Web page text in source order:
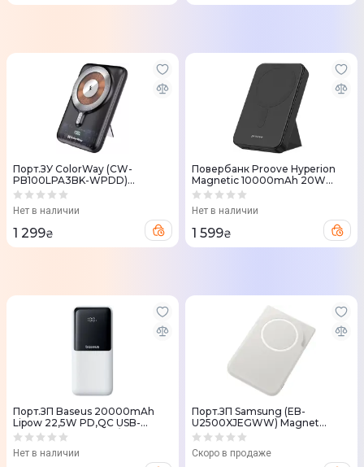
Порт.ЗУ ColorWay (CW-
PB100LPA3BK-WPDD)
10000mAh 15W MagSafe,
Нет в наличии
1 299₴
Повербанк Proove Hyperion
Magnetic 10000mAh 20W
черный
Нет в наличии
1 599₴
Порт.ЗП Baseus 20000mAh
Lipow 22,5W PD,QC USB-
A,MicroUSB,USB-C In/Out, Built-
Нет в наличии
Порт.ЗП Samsung (EB-
U2500XJEGWW) Magnet
Wireless Battery Pack білий
Скоро в продаже